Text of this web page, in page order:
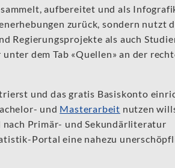
aufbereitet und als
zurück, sondern nutzt
Regierungsprojekte als auch
dem Tab «Quellen» an der
und das gratis Basiskonto
und Masterarbeit nutzen
Primär- und Sekundärliteratur
Portal eine nahezu